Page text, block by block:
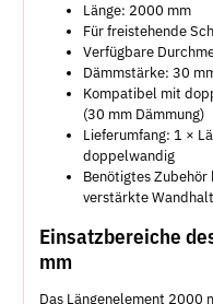
Länge: 2000 mm
Für freistehende
Verfügbare
Dämmstärke: 30
Kompatibel mit
(30 mm Dämmung)
Lieferumfang: 1 ×
doppelwandig
Benötigtes
verstärkte
Einsatzbereiche
mm
Das Längenelement 2000